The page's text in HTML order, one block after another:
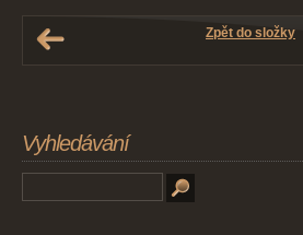
Zpět do složky
Vyhledávání